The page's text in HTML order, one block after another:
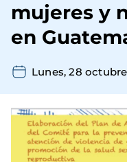
mujeres y
en
Lunes, 28